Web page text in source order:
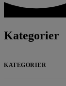
Kategorier
KATEGORIER